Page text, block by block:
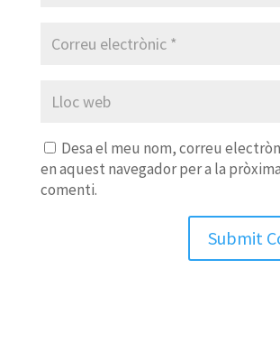
Desa el meu nom, correu
en aquest navegador per a la
comenti.